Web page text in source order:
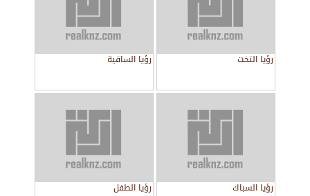
رؤيا التخت رؤيا الساقية
رؤيا السباك رؤيا الطفل